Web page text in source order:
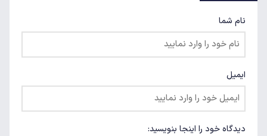
نام شما
ایمیل
دیدگاه خود را اینجا بنویسید: